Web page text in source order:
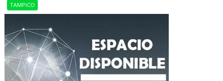
TAMPICO